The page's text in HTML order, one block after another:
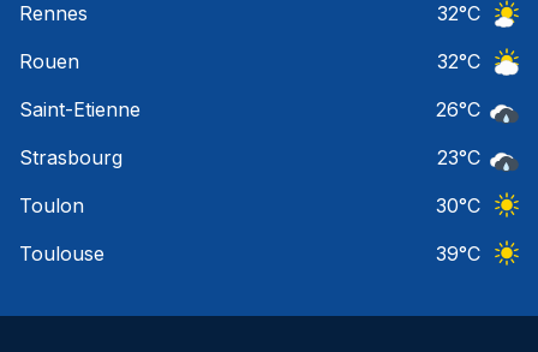
Rennes
32°C
Rouen
32°C
Saint-Etienne
26°C
Strasbourg
23°C
Toulon
30°C
Toulouse
39°C